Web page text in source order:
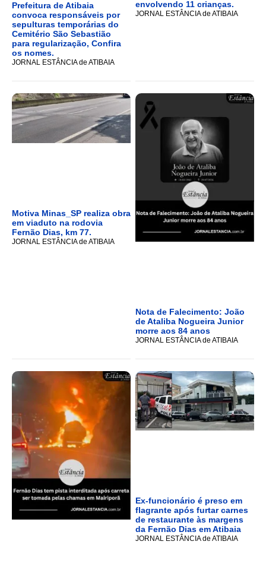
Prefeitura de Atibaia
convoca responsáveis por
sepulturas temporárias do
Cemitério São Sebastião
para regularização, Confira
os nomes.
JORNAL ESTÂNCIA de ATIBAIA
envolvendo 11 crianças.
JORNAL ESTÂNCIA de ATIBAIA
Motiva Minas_SP realiza obra
em viaduto na rodovia
Fernão Dias, km 77.
JORNAL ESTÂNCIA de ATIBAIA
Nota de Falecimento: João
de Ataliba Nogueira Junior
morre aos 84 anos
JORNAL ESTÂNCIA de ATIBAIA
Ex-funcionário é preso em
flagrante após furtar carnes
de restaurante às margens
da Fernão Dias em Atibaia
JORNAL ESTÂNCIA de ATIBAIA